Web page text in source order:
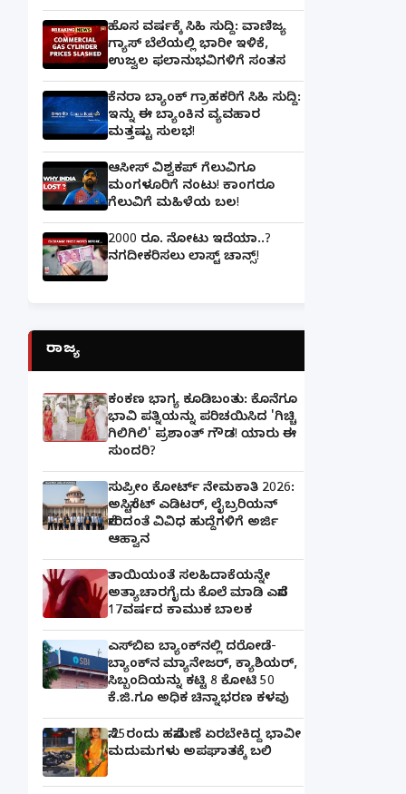
ಹೊಸ ವರ್ಷಕ್ಕೆ ಸಿಹಿ ಸುದ್ದಿ: ವಾಣಿಜ್ಯ
ಗ್ಯಾಸ್‌ ಬೆಲೆಯಲ್ಲಿ ಭಾರೀ ಇಳಿಕೆ,
ಉಜ್ವಲ ಫಲಾನುಭವಿಗಳಿಗೆ ಸಂತಸ
ಕೆನರಾ ಬ್ಯಾಂಕ್‌ ಗ್ರಾಹಕರಿಗೆ ಸಿಹಿ ಸುದ್ದಿ:
ಇನ್ನು ಈ ಬ್ಯಾಂಕಿನ ವ್ಯವಹಾರ
ಮತ್ತಷ್ಟು ಸುಲಭ!
ಆಸೀಸ್ ವಿಶ್ವಕಪ್ ಗೆಲುವಿಗೂ
ಮಂಗಳೂರಿಗೆ ನಂಟು! ಕಾಂಗರೂ
ಗೆಲುವಿಗೆ ಮಹಿಳೆಯ ಬಲ!
2000 ರೂ. ನೋಟು ಇದೆಯಾ..?
ನಗದೀಕರಿಸಲು ಲಾಸ್ಟ್‌ ಚಾನ್ಸ್‌!
ರಾಜ್ಯ
ಕಂಕಣ ಭಾಗ್ಯ ಕೂಡಿಬಂತು: ಕೊನೆಗೂ
ಭಾವಿ ಪತ್ನಿಯನ್ನು ಪರಿಚಯಿಸಿದ 'ಗಿಚ್ಚಿ
ಗಿಲಿಗಿಲಿ' ಪ್ರಶಾಂತ್ ಗೌಡ! ಯಾರು ಈ
ಸುಂದರಿ?
ಸುಪ್ರೀಂ ಕೋರ್ಟ್ ನೇಮಕಾತಿ 2026:
ಅಸಿಸ್ಟೆಂಟ್ ಎಡಿಟರ್, ಲೈಬ್ರರಿಯನ್
ಸೇರಿದಂತೆ ವಿವಿಧ ಹುದ್ದೆಗಳಿಗೆ ಅರ್ಜಿ
ಆಹ್ವಾನ
ತಾಯಿಯಂತೆ ಸಲಹಿದಾಕೆಯನ್ನೇ
ಅತ್ಯಾಚಾರಗೈದು ಕೊಲೆ ಮಾಡಿ ಎಸೆದ
17ವರ್ಷದ ಕಾಮುಕ ಬಾಲಕ
ಎಸ್‌ಬಿಐ ಬ್ಯಾಂಕ್‌ನಲ್ಲಿ‌ ದರೋಡೆ-
ಬ್ಯಾಂಕ್​ನ ಮ್ಯಾನೇಜರ್‌, ಕ್ಯಾಶಿಯರ್‌,
ಸಿಬ್ಬಂದಿಯನ್ನು ಕಟ್ಟಿ 8 ಕೋಟಿ 50
ಕೆ.ಜಿ.ಗೂ ಅಧಿಕ ಚಿನ್ನಾಭರಣ ಕಳವು
ಸೆ.25ರಂದು ಹಸೆಮಣೆ ಏರಬೇಕಿದ್ದ ಭಾವೀ
ಮದುಮಗಳು ಅಪಘಾತಕ್ಕೆ ಬಲಿ